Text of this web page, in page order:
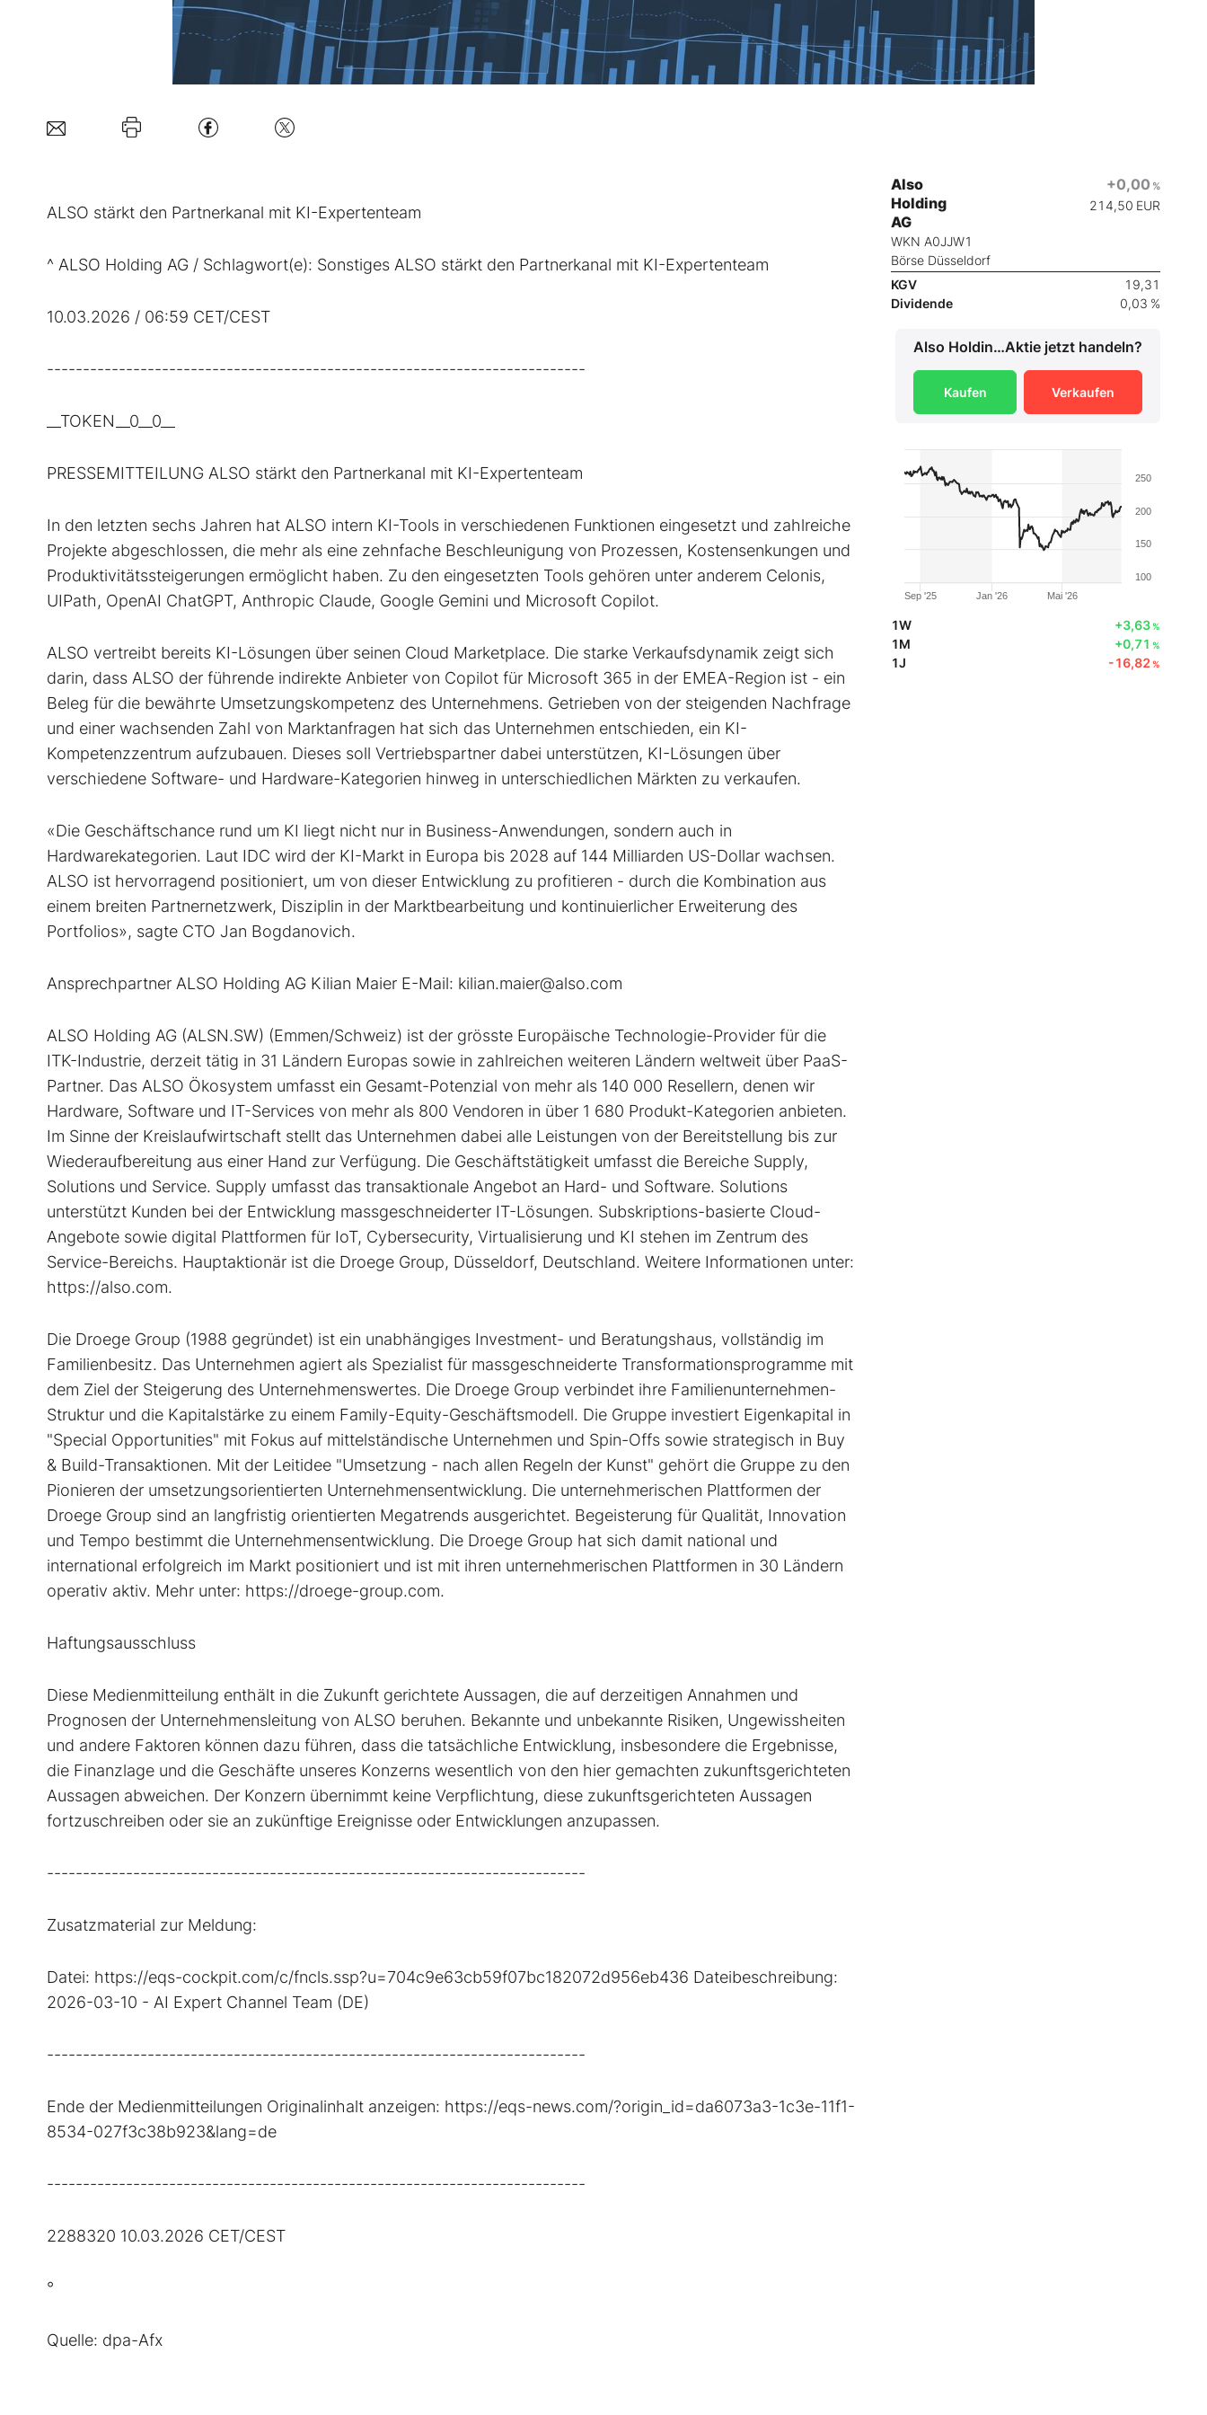
ALSO stärkt den Partnerkanal mit KI-Expertenteam
^ ALSO Holding AG / Schlagwort(e): Sonstiges ALSO stärkt den Partnerkanal mit KI-Expertenteam
10.03.2026 / 06:59 CET/CEST
---------------------------------------------------------------------------
__TOKEN__0__0__
PRESSEMITTEILUNG ALSO stärkt den Partnerkanal mit KI-Expertenteam
In den letzten sechs Jahren hat ALSO intern KI-Tools in verschiedenen Funktionen eingesetzt und zahlreiche
Projekte abgeschlossen, die mehr als eine zehnfache Beschleunigung von Prozessen, Kostensenkungen und
Produktivitätssteigerungen ermöglicht haben. Zu den eingesetzten Tools gehören unter anderem Celonis,
UIPath, OpenAI ChatGPT, Anthropic Claude, Google Gemini und Microsoft Copilot.
ALSO vertreibt bereits KI-Lösungen über seinen Cloud Marketplace. Die starke Verkaufsdynamik zeigt sich
darin, dass ALSO der führende indirekte Anbieter von Copilot für Microsoft 365 in der EMEA-Region ist - ein
Beleg für die bewährte Umsetzungskompetenz des Unternehmens. Getrieben von der steigenden Nachfrage
und einer wachsenden Zahl von Marktanfragen hat sich das Unternehmen entschieden, ein KI-
Kompetenzzentrum aufzubauen. Dieses soll Vertriebspartner dabei unterstützen, KI-Lösungen über
verschiedene Software- und Hardware-Kategorien hinweg in unterschiedlichen Märkten zu verkaufen.
«Die Geschäftschance rund um KI liegt nicht nur in Business-Anwendungen, sondern auch in
Hardwarekategorien. Laut IDC wird der KI-Markt in Europa bis 2028 auf 144 Milliarden US-Dollar wachsen.
ALSO ist hervorragend positioniert, um von dieser Entwicklung zu profitieren - durch die Kombination aus
einem breiten Partnernetzwerk, Disziplin in der Marktbearbeitung und kontinuierlicher Erweiterung des
Portfolios», sagte CTO Jan Bogdanovich.
Ansprechpartner ALSO Holding AG Kilian Maier E-Mail: kilian.maier@also.com
ALSO Holding AG (ALSN.SW) (Emmen/Schweiz) ist der grösste Europäische Technologie-Provider für die
ITK-Industrie, derzeit tätig in 31 Ländern Europas sowie in zahlreichen weiteren Ländern weltweit über PaaS-
Partner. Das ALSO Ökosystem umfasst ein Gesamt-Potenzial von mehr als 140 000 Resellern, denen wir
Hardware, Software und IT-Services von mehr als 800 Vendoren in über 1 680 Produkt-Kategorien anbieten.
Im Sinne der Kreislaufwirtschaft stellt das Unternehmen dabei alle Leistungen von der Bereitstellung bis zur
Wiederaufbereitung aus einer Hand zur Verfügung. Die Geschäftstätigkeit umfasst die Bereiche Supply,
Solutions und Service. Supply umfasst das transaktionale Angebot an Hard- und Software. Solutions
unterstützt Kunden bei der Entwicklung massgeschneiderter IT-Lösungen. Subskriptions-basierte Cloud-
Angebote sowie digital Plattformen für IoT, Cybersecurity, Virtualisierung und KI stehen im Zentrum des
Service-Bereichs. Hauptaktionär ist die Droege Group, Düsseldorf, Deutschland. Weitere Informationen unter:
https://also.com.
Die Droege Group (1988 gegründet) ist ein unabhängiges Investment- und Beratungshaus, vollständig im
Familienbesitz. Das Unternehmen agiert als Spezialist für massgeschneiderte Transformationsprogramme mit
dem Ziel der Steigerung des Unternehmenswertes. Die Droege Group verbindet ihre Familienunternehmen-
Struktur und die Kapitalstärke zu einem Family-Equity-Geschäftsmodell. Die Gruppe investiert Eigenkapital in
"Special Opportunities" mit Fokus auf mittelständische Unternehmen und Spin-Offs sowie strategisch in Buy
& Build-Transaktionen. Mit der Leitidee "Umsetzung - nach allen Regeln der Kunst" gehört die Gruppe zu den
Pionieren der umsetzungsorientierten Unternehmensentwicklung. Die unternehmerischen Plattformen der
Droege Group sind an langfristig orientierten Megatrends ausgerichtet. Begeisterung für Qualität, Innovation
und Tempo bestimmt die Unternehmensentwicklung. Die Droege Group hat sich damit national und
international erfolgreich im Markt positioniert und ist mit ihren unternehmerischen Plattformen in 30 Ländern
operativ aktiv. Mehr unter: https://droege-group.com.
Haftungsausschluss
Diese Medienmitteilung enthält in die Zukunft gerichtete Aussagen, die auf derzeitigen Annahmen und
Prognosen der Unternehmensleitung von ALSO beruhen. Bekannte und unbekannte Risiken, Ungewissheiten
und andere Faktoren können dazu führen, dass die tatsächliche Entwicklung, insbesondere die Ergebnisse,
die Finanzlage und die Geschäfte unseres Konzerns wesentlich von den hier gemachten zukunftsgerichteten
Aussagen abweichen. Der Konzern übernimmt keine Verpflichtung, diese zukunftsgerichteten Aussagen
fortzuschreiben oder sie an zukünftige Ereignisse oder Entwicklungen anzupassen.
---------------------------------------------------------------------------
Zusatzmaterial zur Meldung:
Datei: https://eqs-cockpit.com/c/fncls.ssp?u=704c9e63cb59f07bc182072d956eb436 Dateibeschreibung:
2026-03-10 - AI Expert Channel Team (DE)
---------------------------------------------------------------------------
Ende der Medienmitteilungen Originalinhalt anzeigen: https://eqs-news.com/?origin_id=da6073a3-1c3e-11f1-
8534-027f3c38b923&lang=de
---------------------------------------------------------------------------
2288320 10.03.2026 CET/CEST
°
Quelle: dpa-Afx
Also
Holding
AG
WKN A0JJW1
Börse Düsseldorf
+0,00 %
214,50 EUR
KGV
19,31
Dividende
0,03 %
Also Holding AGAktie jetzt handeln?
Kaufen Verkaufen
Jan '26
Sep '25 Mai '26
100
150
200
250
1W +3,63%
1M +0,71 %
1J -16,82%